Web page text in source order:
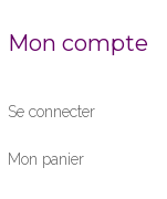
Mon compte
Se connecter
Mon panier